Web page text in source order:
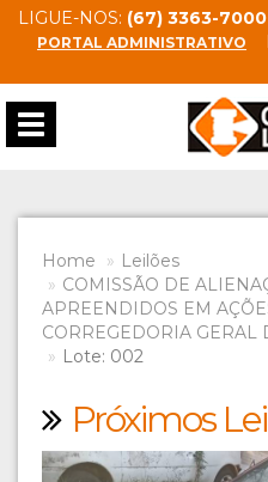
LIGUE-NOS: (67) 3363-7000
PORTAL ADMINISTRATIVO
Toggle
navigation
Home
Leilões
COMISSÃO DE
APREENDIDOS EM
CORREGEDORIA GERAL
Lote: 002
Próximos
Previous